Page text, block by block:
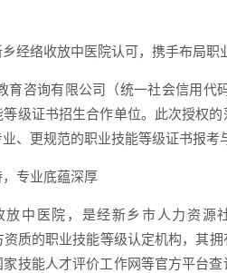
经络收放中医院认可，携手布局职
育咨询有限公司（统一社会信用
级证书招生合作单位。此次授权
、更规范的职业技能等级证书报考
专业底蕴深厚
中医院，是经新乡市人力资源
质的职业技能等级认定机构，其
技能人才评价工作网等官方平台